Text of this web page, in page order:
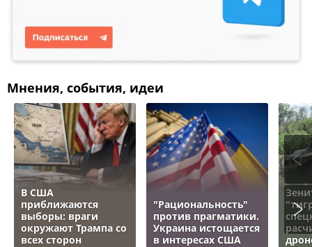
Мнения, события, идеи
В США
приближаются
выборы: враги
окружают Трампа со
всех сторон
"Рациональность"
против прагматики.
Украина истощается
в интересах США